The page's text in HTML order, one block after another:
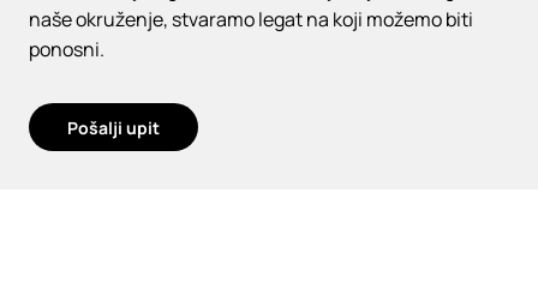
naše okruženje, stvaramo legat na koji možemo biti
ponosni.
Pošalji upit